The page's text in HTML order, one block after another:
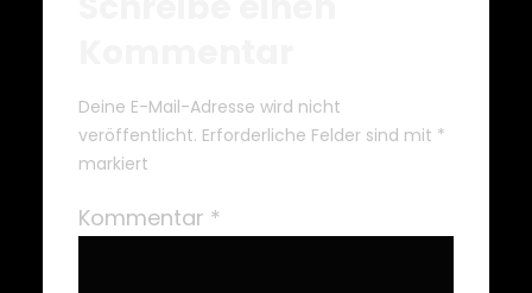
Deine E-Mail-Adresse wird nicht
veröffentlicht. Erforderliche Felder sind mit *
markiert
Kommentar *